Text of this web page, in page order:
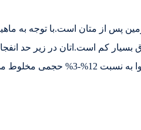
پس از متان است.با توجه به
بسیار کم است.اتان در زیر حد
انفجار می شود.